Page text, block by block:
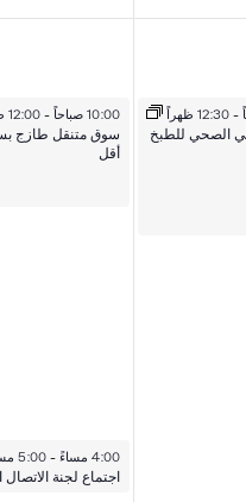
-12:30 ظهراً
الصحي للطبخ
18 سبتمبر 2025
10:00 صباحاً - 12:00 ظهراً
سوق متنقل طازج
أقل
18 سبتمبر 2025
4:00 مساءً - 5:00 مساءً